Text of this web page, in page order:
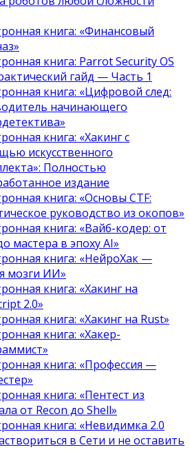
книга: «Финансовый
книга: Parrot Security OS
гайд — Часть 1
книга: «Цифровой след:
начинающего
книга: «Хакинг с
искусственного
Полностью
издание
книга: «Основы CTF:
руководство из окопов»
книга: «Вайб-кодер: от
мастера в эпоху AI»
книга: «НейроХак —
мозги ИИ»
книга: «Хакинг на
2.0»
книга: «Хакинг на Rust»
книга: «Хакер-
книга: «Профессия —
книга: «Пентест из
от Recon до Shell»
книга: «Невидимка 2.0
в Сети и не оставить